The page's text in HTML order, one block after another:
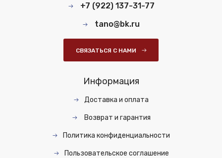
+7 (922) 137-31-77
tano@bk.ru
СВЯЗАТЬСЯ С НАМИ
Информация
Доставка и оплата
Возврат и гарантия
Политика конфиденциальности
Пользовательское соглашение